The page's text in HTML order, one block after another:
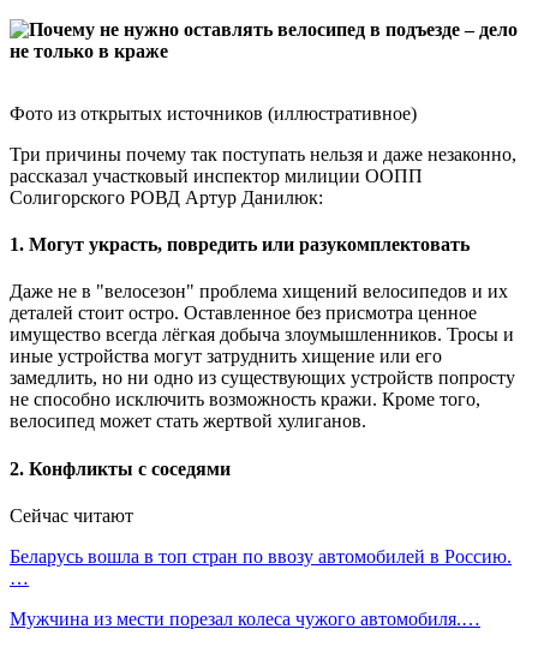
Фото из открытых источников (иллюстративное)
Три причины почему так поступать нельзя и даже незаконно,
рассказал участковый инспектор милиции ООПП
Солигорского РОВД Артур Данилюк:
1. Могут украсть, повредить или разукомплектовать
Даже не в "велосезон" проблема хищений велосипедов и их
деталей стоит остро. Оставленное без присмотра ценное
имущество всегда лёгкая добыча злоумышленников. Тросы и
иные устройства могут затруднить хищение или его
замедлить, но ни одно из существующих устройств попросту
не способно исключить возможность кражи. Кроме того,
велосипед может стать жертвой хулиганов.
2. Конфликты с соседями
Сейчас читают
Беларусь вошла в топ стран по ввозу автомобилей в Россию.
…
Мужчина из мести порезал колеса чужого автомобиля.…